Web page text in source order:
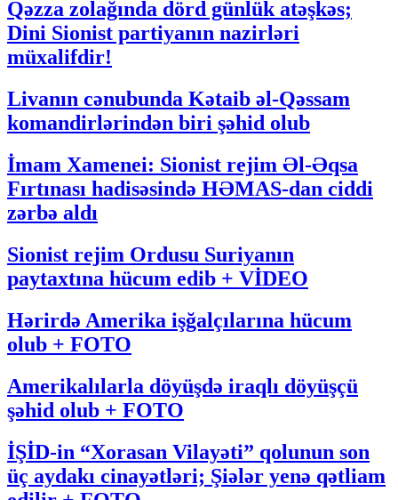
Qəzza zolağında dörd günlük atəşkəs;
Dini Sionist partiyanın nazirləri
müxalifdir!
Livanın cənubunda Kətaib əl-Qəssam
komandirlərindən biri şəhid olub
İmam Xamenei: Sionist rejim Əl-Əqsa
Fırtınası hadisəsində HƏMAS-dan ciddi
zərbə aldı
Sionist rejim Ordusu Suriyanın
paytaxtına hücum edib + VİDEO
Hərirdə Amerika işğalçılarına hücum
olub + FOTO
Amerikalılarla döyüşdə iraqlı döyüşçü
şəhid olub + FOTO
İŞİD-in “Xorasan Vilayəti” qolunun son
üç aydakı cinayətləri; Şiələr yenə qətliam